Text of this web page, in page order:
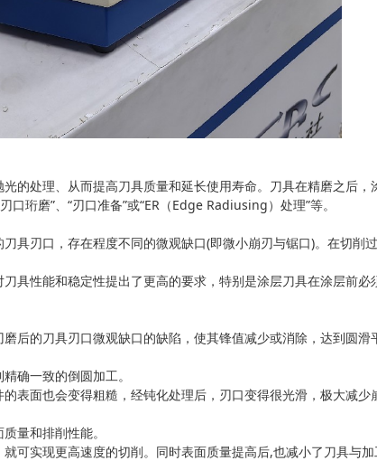
的处理、从而提高刀具质量和延长使用寿命。刀具在精磨之后
口珩磨”、“刃口准备”或“ER（Edge Radiusing）处理”等。
具刃口，存在程度不同的微观缺口(即微小崩刃与锯口)。在切削
具性能和稳定性提出了更高的要求，特别是涂层刀具在涂层前
后的刀具刃口微观缺口的缺陷，使其锋值减少或消除，达到圆滑
确一致的倒圆加工。
表面也会变得粗糙，经钝化处理后，刃口变得很光滑，极大减少
量和排削性能。
可实现更高速度的切削。同时表面质量提高后,也减小了刀具与